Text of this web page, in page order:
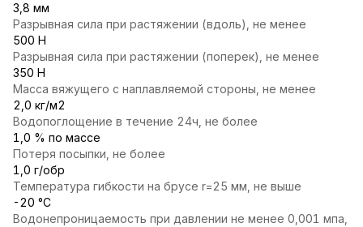
3,8 мм
Разрывная сила при растяжении (вдоль), не менее
500 Н
Разрывная сила при растяжении (поперек), не менее
350 Н
Масса вяжущего с наплавляемой стороны, не менее
2,0 кг/м2
Водопоглощение в течение 24ч, не более
1,0 % по массе
Потеря посыпки, не более
1,0 г/обр
Температура гибкости на брусе r=25 мм, не выше
-20 °С
Водонепроницаемость при давлении не менее 0,001 мпа,